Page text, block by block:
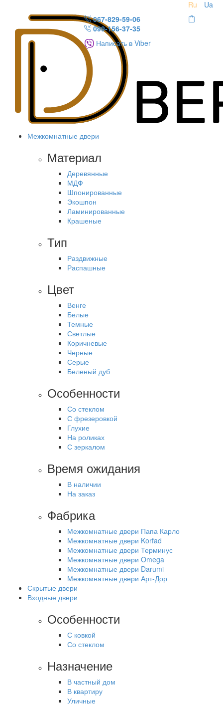
Ru
Ua
067-829-59-06
099-156-37-35
Написать в Viber
Межкомнатные двери
Материал
Деревянные
МДФ
Шпонированные
Экошпон
Ламинированные
Крашеные
Тип
Раздвижные
Распашные
Цвет
Венге
Белые
Темные
Светлые
Коричневые
Черные
Серые
Беленый дуб
Особенности
Со стеклом
С фрезеровкой
Глухие
На роликах
С зеркалом
Время ожидания
В наличии
На заказ
Фабрика
Межкомнатные двери Папа Карло
Межкомнатные двери Korfad
Межкомнатные двери Терминус
Межкомнатные двери Omega
Межкомнатные двери Darumi
Межкомнатные двери Арт-Дор
Скрытые двери
Входные двери
Особенности
С ковкой
Со стеклом
Назначение
В частный дом
В квартиру
Уличные